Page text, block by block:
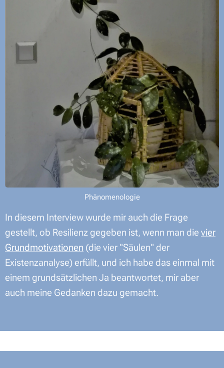
Phänomenologie
In diesem Interview wurde mir auch die Frage
gestellt, ob Resilienz gegeben ist, wenn man die vier
Grundmotivationen (die vier "Säulen" der
Existenzanalyse) erfüllt, und ich habe das einmal mit
einem grundsätzlichen Ja beantwortet, mir aber
auch meine Gedanken dazu gemacht.